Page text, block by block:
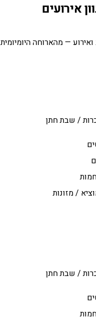
אירועים
ואירוע — מהארוחה
/ שבת חתן
/ מזונות
/ שבת חתן